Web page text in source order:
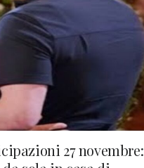
27 novembre: